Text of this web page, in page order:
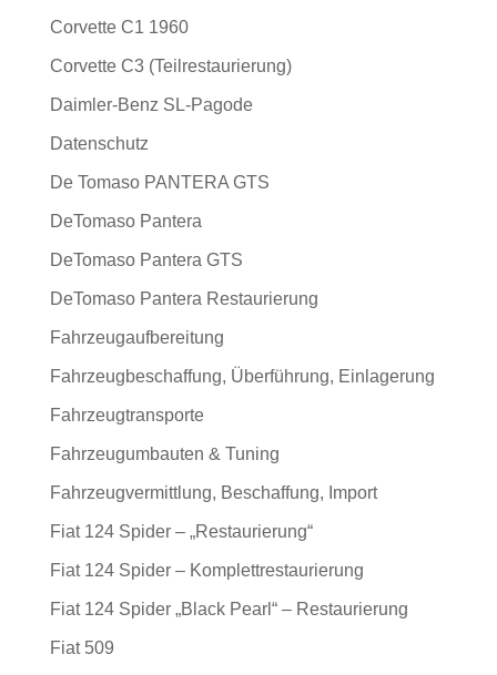
Corvette C1 1960
Corvette C3 (Teilrestaurierung)
Daimler-Benz SL-Pagode
Datenschutz
De Tomaso PANTERA GTS
DeTomaso Pantera
DeTomaso Pantera GTS
DeTomaso Pantera Restaurierung
Fahrzeugaufbereitung
Fahrzeugbeschaffung, Überführung, Einlagerung
Fahrzeugtransporte
Fahrzeugumbauten & Tuning
Fahrzeugvermittlung, Beschaffung, Import
Fiat 124 Spider – „Restaurierung“
Fiat 124 Spider – Komplettrestaurierung
Fiat 124 Spider „Black Pearl“ – Restaurierung
Fiat 509